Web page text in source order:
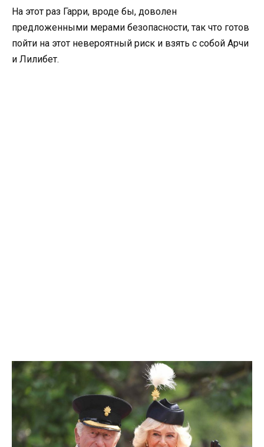
На этот раз Гарри, вроде бы, доволен
предложенными мерами безопасности, так что готов
пойти на этот невероятный риск и взять с собой Арчи
и Лилибет.